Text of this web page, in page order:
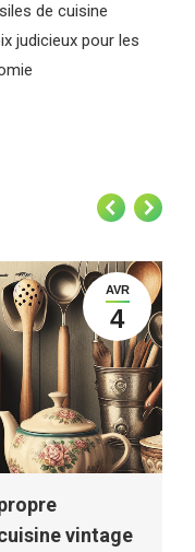
de cuisine
judicieux pour les
AVR
4
vintage